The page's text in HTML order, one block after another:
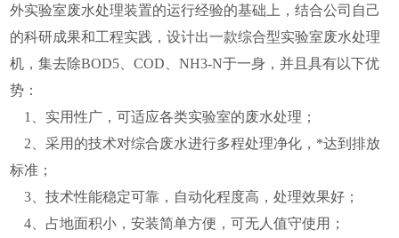
外实验室废水处理装置的运行经验的基础上，结合公司自己
的科研成果和工程实践，设计出一款综合型实验室废水处理
机，集去除BOD5、COD、NH3-N于一身，并且具有以下优
势：
1、实用性广，可适应各类实验室的废水处理；
2、采用的技术对综合废水进行多程处理净化，*达到排放
标准；
3、技术性能稳定可靠，自动化程度高，处理效果好；
4、占地面积小，安装简单方便，可无人值守使用；